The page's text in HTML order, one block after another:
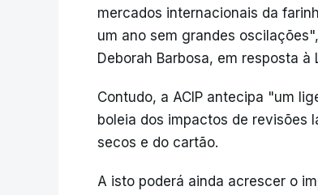
mercados internacionais da
um ano sem grandes
Deborah Barbosa, em resposta à
Contudo, a ACIP antecipa "um
boleia dos impactos de revisões
secos e do cartão.
A isto poderá ainda acrescer o